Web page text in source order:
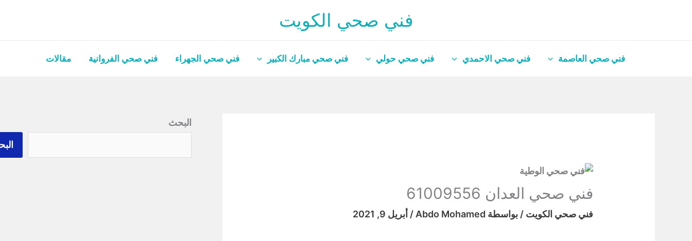
فني صحي الكويت
فني صحي العاصمة فني صحي الاحمدي فني صحي حولي فني صحي مبارك الكبير فني صحي الجهراء فني صحي الفروانية مقالات
فني صحي العدان 61009556
فني صحي الكويت / بواسطة Abdo Mohamed
/ أبريل 9, 2021
البحث